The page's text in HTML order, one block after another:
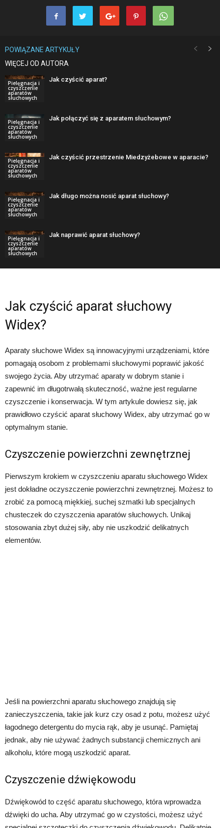
POWIĄZANE ARTYKUŁY
WIĘCEJ OD AUTORA
Pielęgnacja i
czyszczenie
aparatów
słuchowych
Jak czyścić aparat?
Pielęgnacja i
czyszczenie
aparatów
słuchowych
Jak połączyć się z aparatem słuchowym?
Pielęgnacja i
czyszczenie
aparatów
słuchowych
Jak czyścić przestrzenie Miedzyżebowe w aparacie?
Pielęgnacja i
czyszczenie
aparatów
słuchowych
Jak długo można nosić aparat słuchowy?
Pielęgnacja i
czyszczenie
aparatów
słuchowych
Jak naprawić aparat słuchowy?
Jak czyścić aparat słuchowy
Widex?
Aparaty słuchowe Widex są innowacyjnymi urządzeniami, które
pomagają osobom z problemami słuchowymi poprawić jakość
swojego życia. Aby utrzymać aparaty w dobrym stanie i
zapewnić im długotrwałą skuteczność, ważne jest regularne
czyszczenie i konserwacja. W tym artykule dowiesz się, jak
prawidłowo czyścić aparat słuchowy Widex, aby utrzymać go w
optymalnym stanie.
Czyszczenie powierzchni zewnętrznej
Pierwszym krokiem w czyszczeniu aparatu słuchowego Widex
jest dokładne oczyszczenie powierzchni zewnętrznej. Możesz to
zrobić za pomocą miękkiej, suchej szmatki lub specjalnych
chusteczek do czyszczenia aparatów słuchowych. Unikaj
stosowania zbyt dużej siły, aby nie uszkodzić delikatnych
elementów.
Jeśli na powierzchni aparatu słuchowego znajdują się
zanieczyszczenia, takie jak kurz czy osad z potu, możesz użyć
łagodnego detergentu do mycia rąk, aby je usunąć. Pamiętaj
jednak, aby nie używać żadnych substancji chemicznych ani
alkoholu, które mogą uszkodzić aparat.
Czyszczenie dźwiękowodu
Dźwiękowód to część aparatu słuchowego, która wprowadza
dźwięki do ucha. Aby utrzymać go w czystości, możesz użyć